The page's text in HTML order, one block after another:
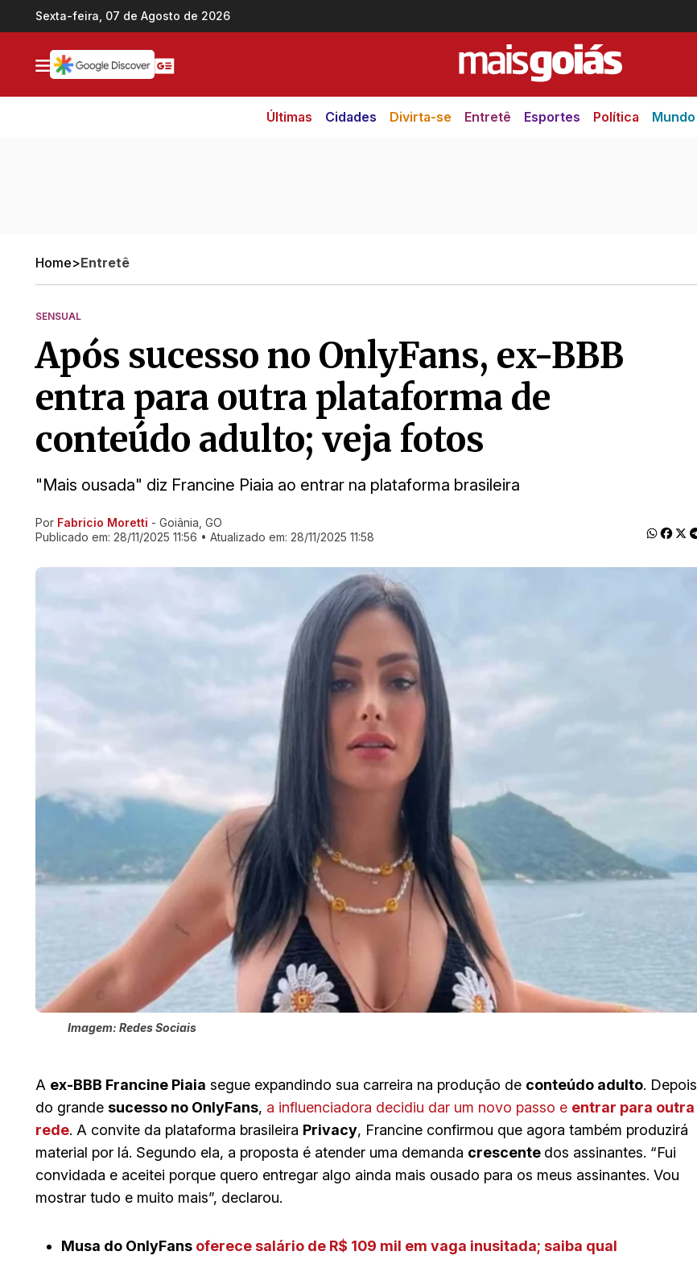
Ir direto pro conteúdo
Sexta-feira, 07 de Agosto de 2026
Últimas Cidades Divirta-se Entretê Esportes Política Mundo
Home>Entretê
SENSUAL
Após sucesso no OnlyFans, ex-BBB
entra para outra plataforma de
conteúdo adulto; veja fotos
"Mais ousada" diz Francine Piaia ao entrar na plataforma brasileira
Ir direto pra matéria
Por Fabricio Moretti - Goiânia, GO
Publicado em: 28/11/2025 11:56 • Atualizado em: 28/11/2025 11:58
Imagem: Redes Sociais
A ex-BBB Francine Piaia segue expandindo sua carreira na produção de conteúdo adulto. Depois
do grande sucesso no OnlyFans, a influenciadora decidiu dar um novo passo e entrar para outra
rede. A convite da plataforma brasileira Privacy, Francine confirmou que agora também produzirá
material por lá. Segundo ela, a proposta é atender uma demanda crescente dos assinantes. “Fui
convidada e aceitei porque quero entregar algo ainda mais ousado para os meus assinantes. Vou
mostrar tudo e muito mais”, declarou.
Musa do OnlyFans oferece salário de R$ 109 mil em vaga inusitada; saiba qual